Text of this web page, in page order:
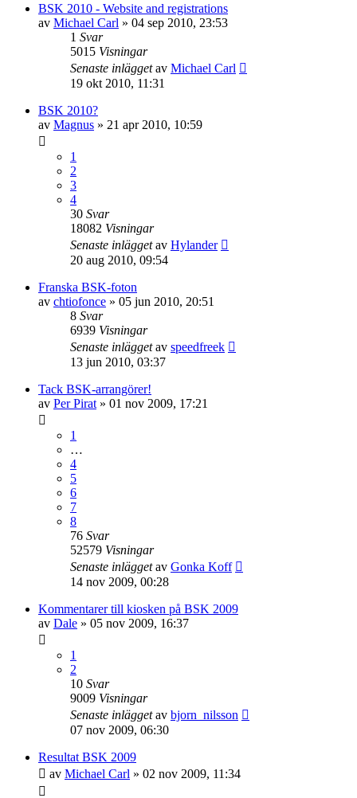
BSK 2010 - Website and registrations
av Michael Carl » 04 sep 2010, 23:53
1 Svar
5015 Visningar
Senaste inläggetav Michael Carl
19 okt 2010, 11:31
BSK 2010?
av Magnus » 21 apr 2010, 10:59
1
2
3
4
30 Svar
18082 Visningar
Senaste inläggetav Hylander
20 aug 2010, 09:54
Franska BSK-foton
av chtiofonce » 05 jun 2010, 20:51
8 Svar
6939 Visningar
Senaste inläggetav speedfreek
13 jun 2010, 03:37
Tack BSK-arrangörer!
av Per Pirat » 01 nov 2009, 17:21
1
…
4
5
6
7
8
76 Svar
52579 Visningar
Senaste inläggetav Gonka Koff
14 nov 2009, 00:28
Kommentarer till kiosken på BSK 2009
av Dale » 05 nov 2009, 16:37
1
2
10 Svar
9009 Visningar
Senaste inläggetav bjorn_nilsson
07 nov 2009, 06:30
Resultat BSK 2009
av Michael Carl » 02 nov 2009, 11:34